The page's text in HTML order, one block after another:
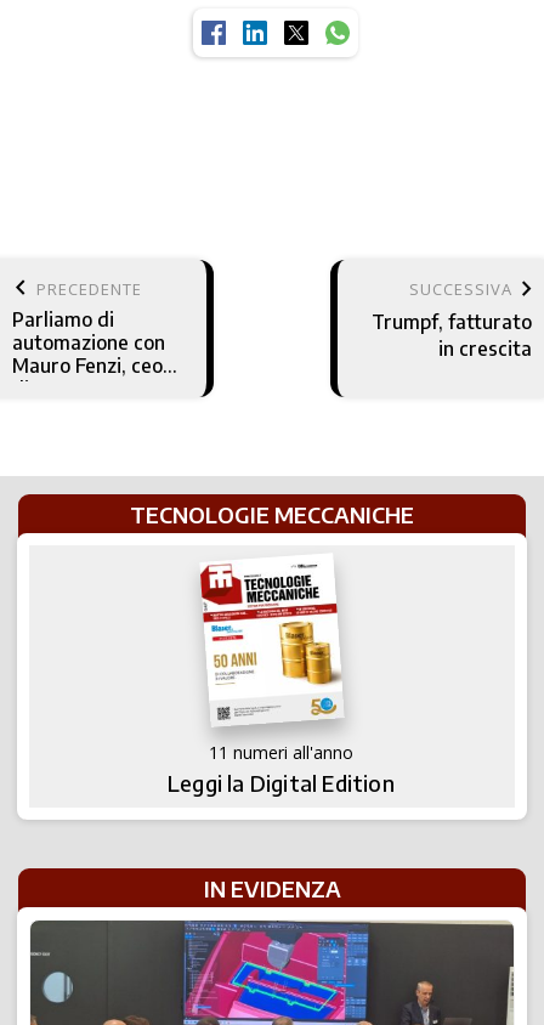
keyboard_arrow_left PRECEDENTE
Parliamo di
automazione con
Mauro Fenzi, ceo
di Comau
SUCCESSIVA keyboard_arrow_right
Trumpf, fatturato
in crescita
TECNOLOGIE MECCANICHE
11 numeri all'anno
Leggi la Digital Edition
IN EVIDENZA